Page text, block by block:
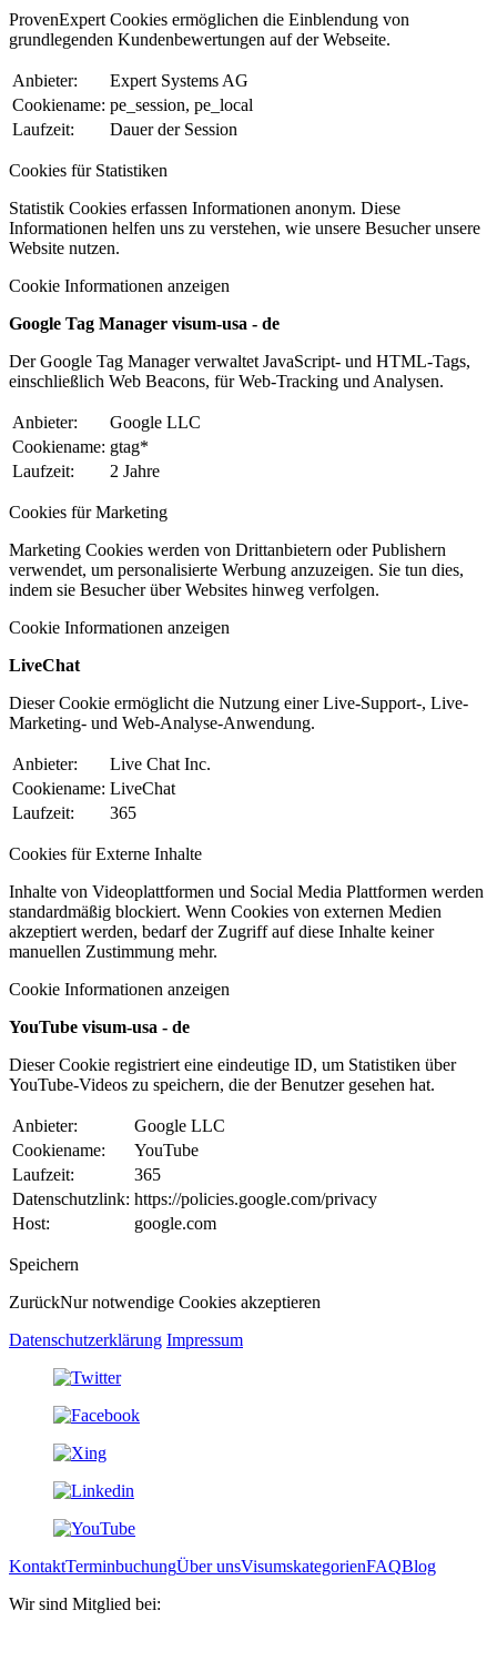
ProvenExpert Cookies ermöglichen die Einblendung von
grundlegenden Kundenbewertungen auf der Webseite.
Anbieter:
Expert Systems AG
Cookiename: pe_session, pe_local
Laufzeit:
Dauer der Session
Cookies für Statistiken
Statistik Cookies erfassen Informationen anonym. Diese
Informationen helfen uns zu verstehen, wie unsere Besucher unsere
Website nutzen.
Cookie Informationen anzeigen
Google Tag Manager visum-usa - de
Der Google Tag Manager verwaltet JavaScript- und HTML-Tags,
einschließlich Web Beacons, für Web-Tracking und Analysen.
Anbieter:
Google LLC
Cookiename: gtag*
Laufzeit:
2 Jahre
Cookies für Marketing
Marketing Cookies werden von Drittanbietern oder Publishern
verwendet, um personalisierte Werbung anzuzeigen. Sie tun dies,
indem sie Besucher über Websites hinweg verfolgen.
Cookie Informationen anzeigen
LiveChat
Dieser Cookie ermöglicht die Nutzung einer Live-Support-, Live-
Marketing- und Web-Analyse-Anwendung.
Anbieter:
Live Chat Inc.
Cookiename: LiveChat
Laufzeit:
365
Cookies für Externe Inhalte
Inhalte von Videoplattformen und Social Media Plattformen werden
standardmäßig blockiert. Wenn Cookies von externen Medien
akzeptiert werden, bedarf der Zugriff auf diese Inhalte keiner
manuellen Zustimmung mehr.
Cookie Informationen anzeigen
YouTube visum-usa - de
Dieser Cookie registriert eine eindeutige ID, um Statistiken über
YouTube-Videos zu speichern, die der Benutzer gesehen hat.
Anbieter:
Google LLC
Cookiename:
YouTube
Laufzeit:
365
Datenschutzlink: https://policies.google.com/privacy
Host:
google.com
Speichern
ZurückNur notwendige Cookies akzeptieren
Datenschutzerklärung Impressum
KontaktTerminbuchungÜber unsVisumskategorienFAQBlog
Wir sind Mitglied bei: